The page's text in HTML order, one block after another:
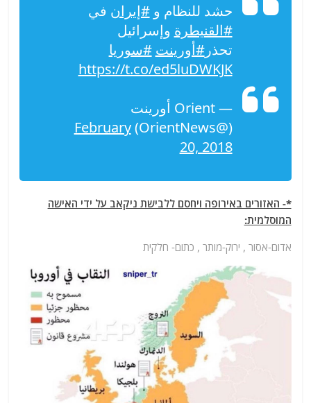
حشد للنظام و#إيران في
#القنيطرة وإسرائيل
تحذر#أورينت #سوريا
https://t.co/ed5luDWKJK
— Orient أورينت
(@OrientNews)
February
20, 2018
*- האזורים באירופה ויחסם ללבישת ניקאב על ידי האישה
המוסלמית:
אדום-אסור , ירוק-מותר , כתום- חלקית